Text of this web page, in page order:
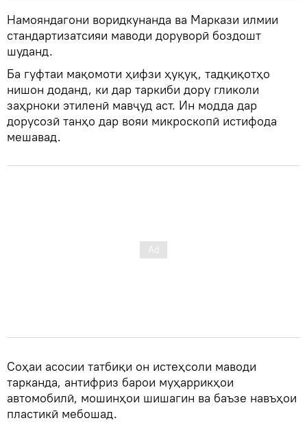
Намояндагони воридкунанда ва Маркази илмии
стандартизатсияи маводи доруворӣ боздошт
шуданд.
Ба гуфтаи мақомоти ҳифзи ҳуқуқ, тадқиқотҳо
нишон доданд, ки дар таркиби дору гликоли
заҳрноки этиленӣ мавҷуд аст. Ин модда дар
дорусозӣ танҳо дар вояи микроскопӣ истифода
мешавад.
Соҳаи асосии татбиқи он истеҳсоли маводи
тарканда, антифриз барои муҳаррикҳои
автомобилӣ, мошинҳои шишагин ва баъзе навъҳои
пластикӣ мебошад.